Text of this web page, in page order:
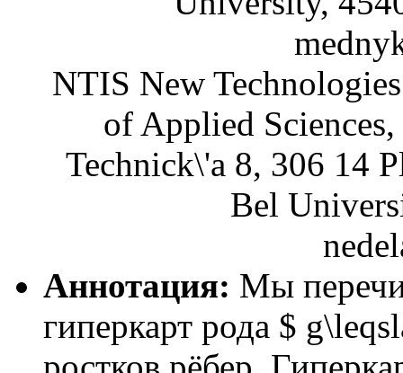
NTIS New
of Applied
Technick\'a 8, 306 14
Bel
Аннотация: Мы
гиперкарт рода $